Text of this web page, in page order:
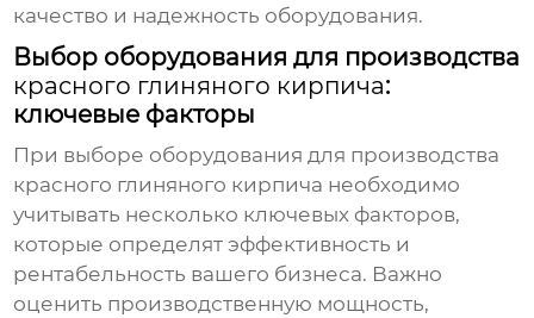
качество и надежность оборудования.
Выбор оборудования для производства
красного глиняного кирпича:
ключевые факторы
При выборе оборудования для производства
красного глиняного кирпича необходимо
учитывать несколько ключевых факторов,
которые определят эффективность и
рентабельность вашего бизнеса. Важно
оценить производственную мощность,